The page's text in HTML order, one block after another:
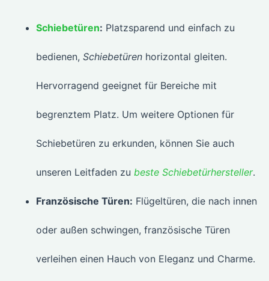
Schiebetüren: Platzsparend und einfach zu
bedienen, Schiebetüren horizontal gleiten.
Hervorragend geeignet für Bereiche mit
begrenztem Platz. Um weitere Optionen für
Schiebetüren zu erkunden, können Sie auch
unseren Leitfaden zu beste Schiebetürhersteller.
Französische Türen: Flügeltüren, die nach innen
oder außen schwingen, französische Türen
verleihen einen Hauch von Eleganz und Charme.